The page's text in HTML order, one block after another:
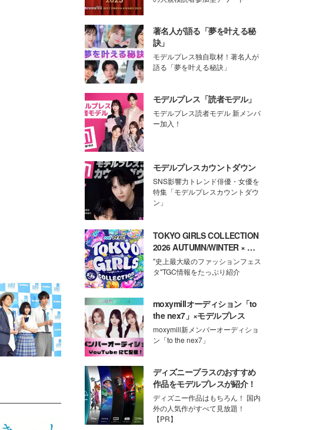
著名人が語る「夢を叶える秘
訣」
モデルプレス独自取材！著名人が
語る「夢を叶える秘訣」
モデルプレス「読者モデル」
モデルプレス読者モデル 新メンバ
ー加入！
モデルプレスカウントダウン
SNS影響力トレンド俳優・女優を
特集「モデルプレスカウントダウ
ン」
TOKYO GIRLS COLLECTION
2026 AUTUMN/WINTER × モ
デルプレス
"史上最大級のファッションフェス
タ"TGC情報をたっぷり紹介
moxymillオーディション「to
the nex7」×モデルプレス
moxymill新メンバーオーディショ
ン「to the nex7」
ディズニープラスのおすすめ
作品をモデルプレスが紹介！
ディズニー作品はもちろん！ 国内
外の人気作がすべて見放題！
【PR】